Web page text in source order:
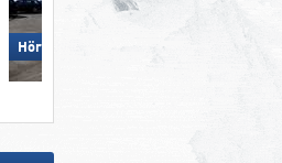
Hörnerbahn – Bolsterlang